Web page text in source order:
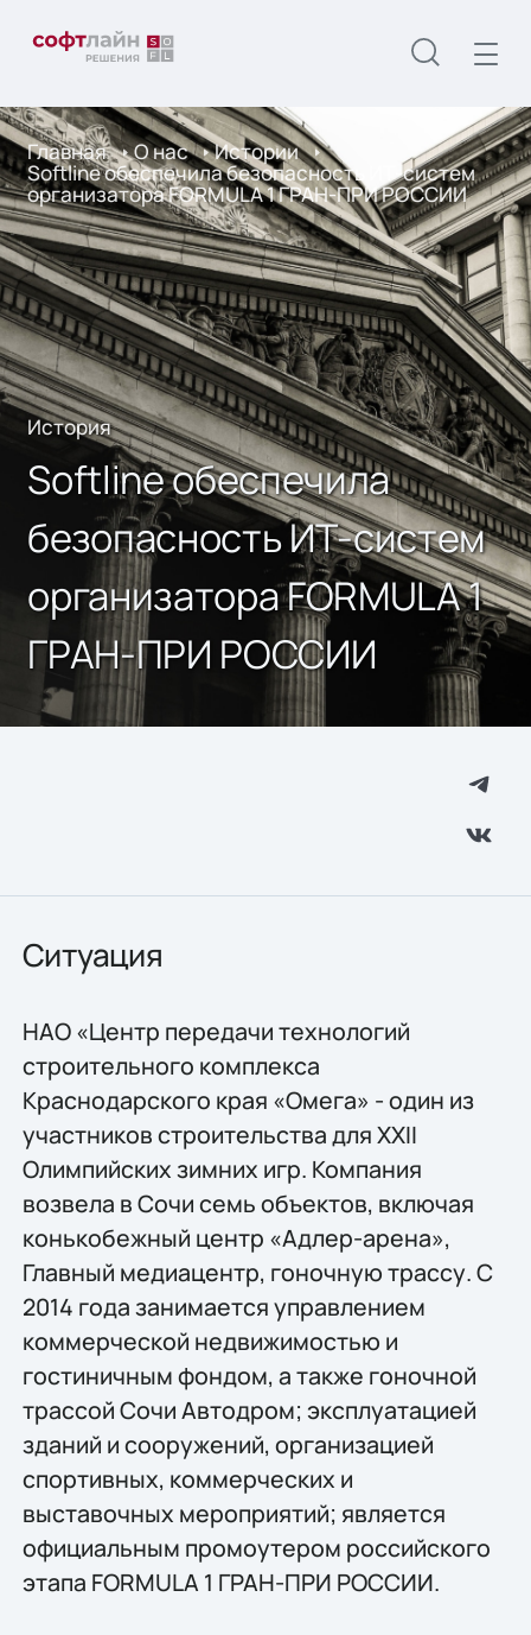
Главная О нас Истории
Softline обеспечила безопасность ИТ-систем
организатора FORMULA 1 ГРАН-ПРИ РОССИИ
История
Softline обеспечила
безопасность ИТ-систем
организатора FORMULA 1
ГРАН-ПРИ РОССИИ
Ситуация
НАО «Центр передачи технологий
строительного комплекса
Краснодарского края «Омега» - один из
участников строительства для XXII
Олимпийских зимних игр. Компания
возвела в Сочи семь объектов, включая
конькобежный центр «Адлер-арена»,
Главный медиацентр, гоночную трассу. С
2014 года занимается управлением
коммерческой недвижимостью и
гостиничным фондом, а также гоночной
трассой Сочи Автодром; эксплуатацией
зданий и сооружений, организацией
спортивных, коммерческих и
выставочных мероприятий; является
официальным промоутером российского
этапа FORMULA 1 ГРАН-ПРИ РОССИИ.